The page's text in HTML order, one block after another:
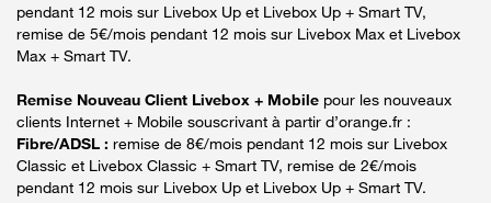
pendant 12 mois sur Livebox Up et Livebox Up + Smart TV,
remise de 5€/mois pendant 12 mois sur Livebox Max et Livebox
Max + Smart TV.
Remise Nouveau Client Livebox + Mobile pour les nouveaux
clients Internet + Mobile souscrivant à partir d’orange.fr :
Fibre/ADSL : remise de 8€/mois pendant 12 mois sur Livebox
Classic et Livebox Classic + Smart TV, remise de 2€/mois
pendant 12 mois sur Livebox Up et Livebox Up + Smart TV.